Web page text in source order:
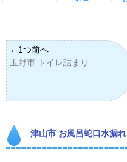
玉野市 トイレ詰まり
津山市 お風呂蛇口水漏れ